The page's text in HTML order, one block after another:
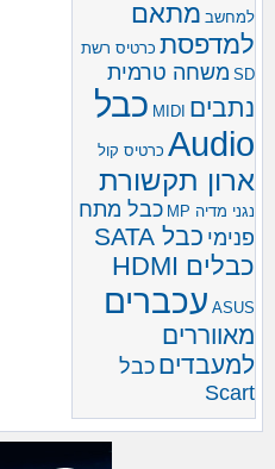
למחשב מתאם
למדפסת כרטיס רשת
SD משחה טרמית
נתבים MIDI כבל
Audio כרטיס קול
ארון תקשורת
נגני מדיה MP
כבל מתח
פנימי כבל SATA
כבלים HDMI
ASUS עכברים
מאווררים
למעבדים כבל
Scart